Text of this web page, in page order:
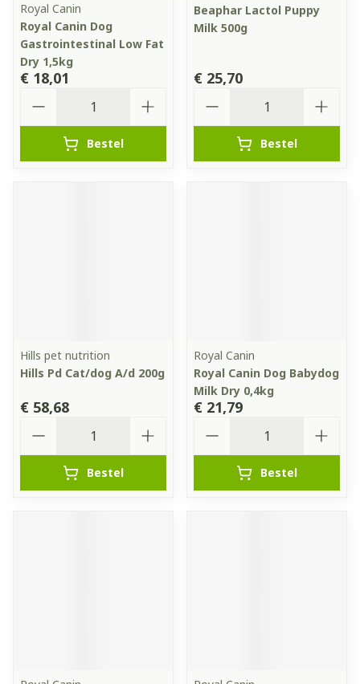
Royal Canin
Royal Canin Dog
Gastrointestinal Low Fat
Dry 1,5kg
€ 18,01
Bestel
Beaphar Lactol Puppy
Milk 500g
€ 25,70
Bestel
Hills pet nutrition
Hills Pd Cat/dog A/d 200g
€ 58,68
Bestel
Royal Canin
Royal Canin Dog Babydog
Milk Dry 0,4kg
€ 21,79
Bestel